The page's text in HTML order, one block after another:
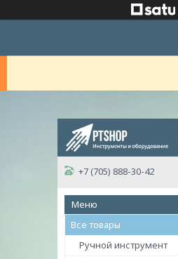
+7 (705) 888-30-42
Все товары
Ручной инструмент